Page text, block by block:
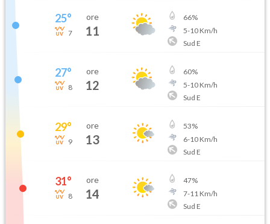
25°
7
ore
11
66%
5-10Km/h
Sud E
27°
8
ore
12
60%
5-10Km/h
Sud E
29°
9
ore
13
53%
6-10Km/h
Sud E
31°
8
ore
14
47%
7-11 Km/h
Sud E